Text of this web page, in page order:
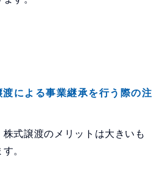
による事業継承を行う際の注
式譲渡のメリットは大きいも
。